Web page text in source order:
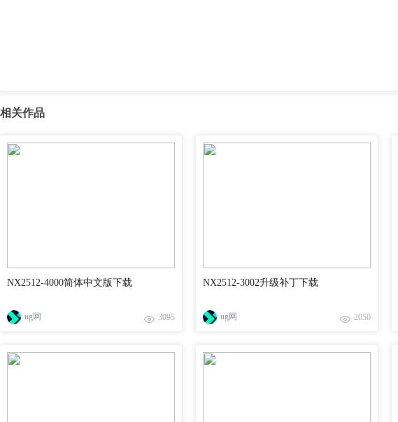
相关作品
NX2512-4000简体中文版下载
ug网 3095
NX2512-3002升级补丁下载
ug网 2050